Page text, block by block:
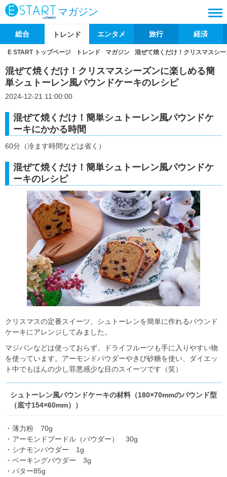
マガジン
総合 トレンド エンタメ 旅行 経済
E START トップページ トレンド マガジン 混ぜて焼くだけ！クリスマスシ
混ぜて焼くだけ！クリスマスシーズンに楽しめる簡
単シュトーレン風パウンドケーキのレシピ
2024-12-21 11:00:00
混ぜて焼くだけ！簡単シュトーレン風パウンドケ
ーキにかかる時間
60分（冷ます時間などは省く）
混ぜて焼くだけ！簡単シュトーレン風パウンドケ
ーキのレシピ
クリスマスの定番スイーツ、シュトーレンを簡単に作れるパウンド
ケーキにアレンジしてみました。
マジパンなどは使っておらず、ドライフルーツも手に入りやすい物
を使っています。アーモンドパウダーやきび砂糖を使い、ダイエッ
ト中でもほんの少し罪悪感少な目のスイーツです（笑）
シュトーレン風パウンドケーキの材料（180×70mmのパウンド型
（底寸154×60mm））
・薄力粉 70g
・アーモンドプードル（パウダー） 30g
・シナモンパウダー 1g
・ベーキングパウダー 3g
・バター85g